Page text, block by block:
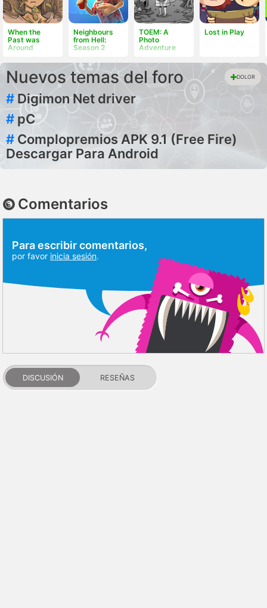
When the
Past was
Around
Neighbours
from Hell:
Season 2
TOEM: A
Photo
Adventure
Lost in Play
Nuevos temas del foro DOLOR
# Digimon Net driver
# pC
# Complopremios APK 9.1 (Free Fire)
Descargar Para Android
Comentarios
Para escribir comentarios,
por favor inicia sesión.
DISCUSIÓN RESEÑAS